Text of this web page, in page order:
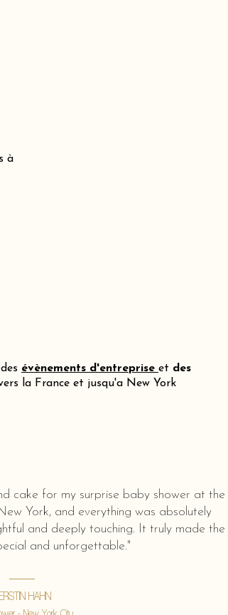
à
évènements d'entreprise et des
la France et jusqu'a New York
cake for my surprise baby shower at the
York, and everything was absolutely
and deeply touching. It truly made the
and unforgettable."
HAHN